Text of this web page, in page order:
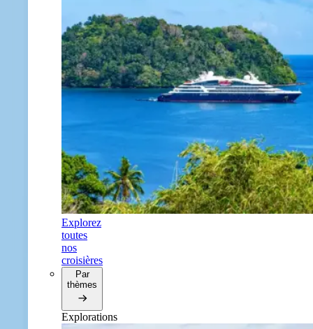
Explorez
toutes
nos
croisières
Par
thèmes
Explorations